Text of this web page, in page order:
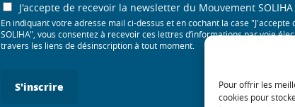
Pour offrir les
cookies pour
J'accepte de recevoir la newsletter du Mouvement SOLIHA
En indiquant votre adresse mail ci-dessus et en cochant la case
SOLIHA", vous consentez à recevoir ces lettres d’informations par voie
travers les liens de désinscription à tout moment.
S'inscrire